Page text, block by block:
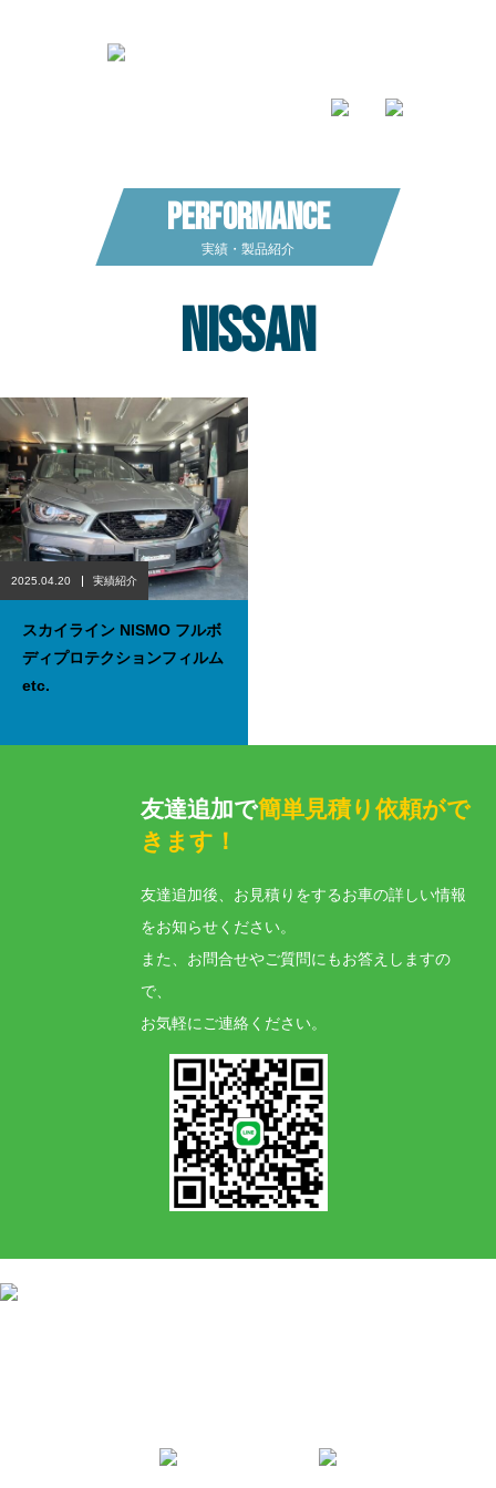
Performance
実績・製品紹介
nissan
2025.04.20 実績紹介
スカイライン NISMO フルボ
ディプロテクションフィルム
etc.
友達追加で簡単見積り依頼がで
きます！
友達追加後、お見積りをするお車の詳しい情報
をお知らせください。
また、お問合せやご質問にもお答えしますの
で、
お気軽にご連絡ください。